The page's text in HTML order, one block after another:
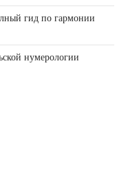
гид по гармонии
нумерологии